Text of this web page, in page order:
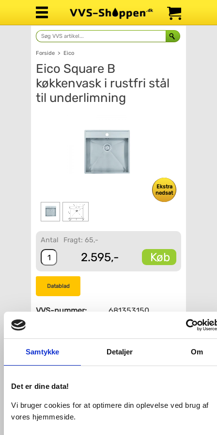
Samtykke Detaljer Om
Det er dine data!
Vi bruger cookies for at optimere din oplevelse ved brug af
vores hjemmeside.
Forside > Eico
Eico Square B
køkkenvask i rustfri stål
til underlimning
Ekstra
nedsat
Antal Fragt: 65,-
2.595,- Køb
Datablad
VVS-nummer:
681353150
Montering:
Underlimning
Form:
Firkantet
Placering:
Center
Hul til
Nej
Eico Square B køkkenvask i rustfri stål